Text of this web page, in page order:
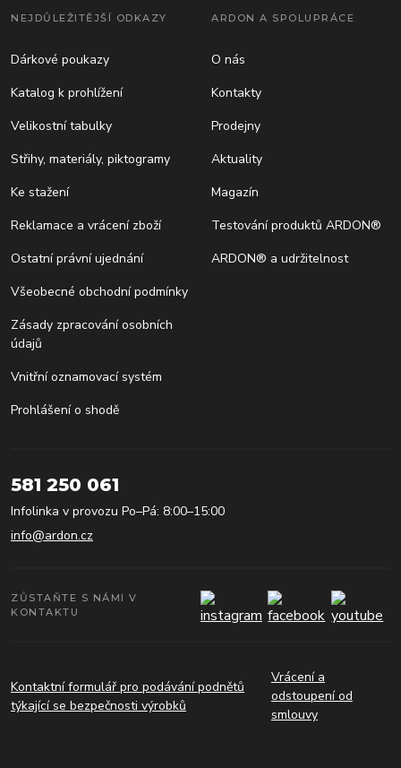
NEJDŮLEŽITĚJŠÍ ODKAZY
Dárkové poukazy
Katalog k prohlížení
Velikostní tabulky
Střihy, materiály, piktogramy
Ke stažení
Reklamace a vrácení zboží
Ostatní právní ujednání
Všeobecné obchodní podmínky
Zásady zpracování osobních
údajů
Vnitřní oznamovací systém
Prohlášení o shodě
ARDON A SPOLUPRÁCE
O nás
Kontakty
Prodejny
Aktuality
Magazín
Testování produktů ARDON®
ARDON® a udržitelnost
581 250 061
Infolinka v provozu Po–Pá: 8:00–15:00
info@ardon.cz
ZŮSTAŇTE S NÁMI V
KONTAKTU
Kontaktní formulář pro podávání podnětů
týkající se bezpečnosti výrobků
Vrácení a
odstoupení od
smlouvy